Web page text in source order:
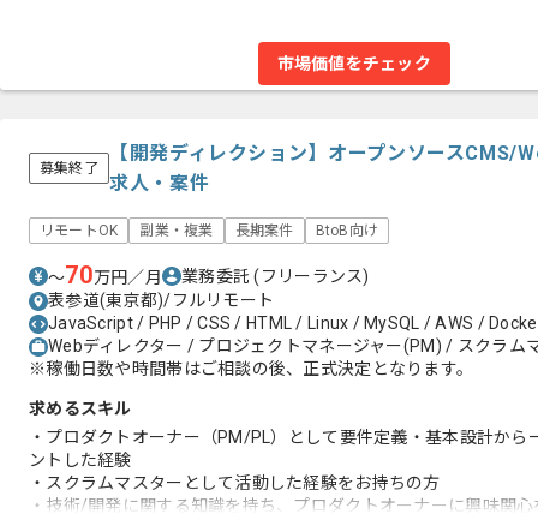
市場価値をチェック
募集終了
【開発ディレクション】オープンソースCMS/
求人・案件
リモートOK 副業・複業 長期案件 BtoB向け
〜70万円／月 業務委託(フリーランス)
表参道(東京都)/フルリモート
JavaScript / PHP / CSS / HTML / Linux / MySQL / AWS /
Webディレクター / プロジェクトマネージャー(PM) / スクラム
※稼働日数や時間帯はご相談の後、正式決定となります。
求めるスキル
・プロダクトオーナー（PM/PL）として要件定義・基本設計か
ントした経験
・スクラムマスターとして活動した経験をお持ちの方
・技術/開発に関する知識を持ち、プロダクトオーナーに興味関